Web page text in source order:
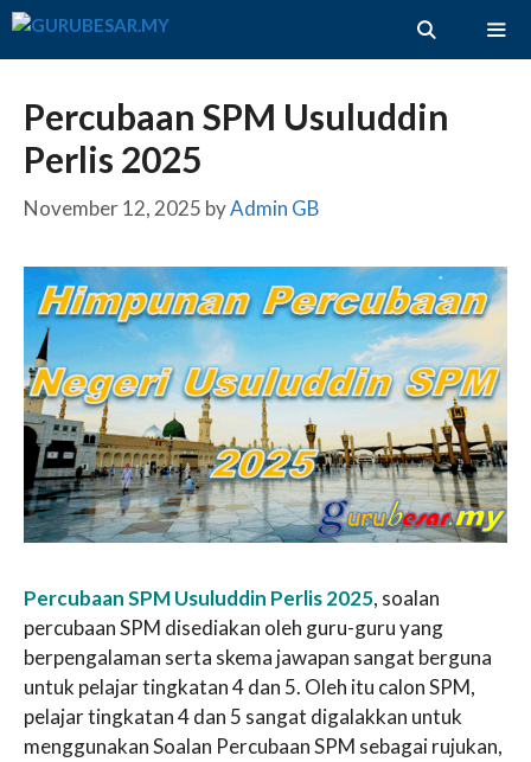
Skip
Percubaan SPM Usuluddin
Perlis 2025
November 12, 2025 byAdmin GB
Percubaan SPM Usuluddin Perlis 2025, soalan
percubaan SPM disediakan oleh guru-guru yang
berpengalaman serta skema jawapan sangat berguna
untuk pelajar tingkatan 4 dan 5. Oleh itu calon SPM,
pelajar tingkatan 4 dan 5 sangat digalakkan untuk
menggunakan Soalan Percubaan SPM sebagai rujukan,